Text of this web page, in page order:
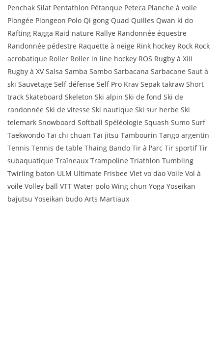
Penchak Silat Pentathlon Pétanque Peteca Planche à voile
Plongée Plongeon Polo Qi gong Quad Quilles Qwan ki do
Rafting Ragga Raid nature Rallye Randonnée équestre
Randonnée pédestre Raquette à neige Rink hockey Rock Rock
acrobatique Roller Roller in line hockey ROS Rugby à XIII
Rugby à XV Salsa Samba Sambo Sarbacana Sarbacane Saut à
ski Sauvetage Self défense Self Pro Krav Sepak takraw Short
track Skateboard Skeleton Ski alpin Ski de fond Ski de
randonnée Ski de vitesse Ski nautique Ski sur herbe Ski
telemark Snowboard Softball Spéléologie Squash Sumo Surf
Taekwondo Taï chi chuan Taï jitsu Tambourin Tango argentin
Tennis Tennis de table Thaing Bando Tir à l'arc Tir sportif Tir
subaquatique Traîneaux Trampoline Triathlon Tumbling
Twirling baton ULM Ultimate Frisbee Viet vo dao Voile Vol à
voile Volley ball VTT Water polo Wing chun Yoga Yoseikan
bajutsu Yoseikan budo Arts Martiaux